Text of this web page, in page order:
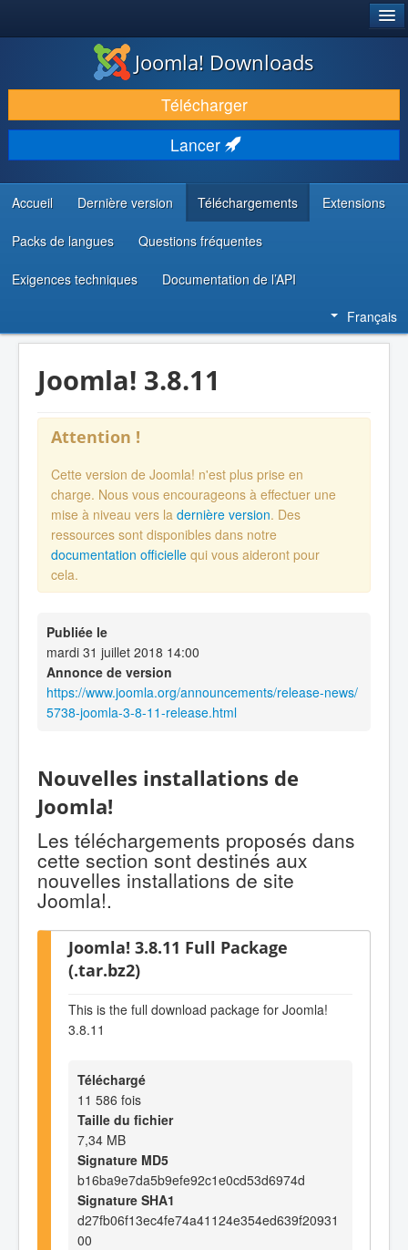
TÉLÉCHARGER & ÉTENDRE
DÉCOUVRIR & APPRENDRE
COMMUNAUTÉ & SUPPORT
RESSOURCES DÉVELOPPEURS
Joomla! Downloads
Télécharger
Lancer
Accueil Dernière version Téléchargements Extensions
Packs de langues Questions fréquentes
Exigences techniques Documentation de l’API
Français
Joomla! 3.8.11
Attention !
Cette version de Joomla! n'est plus prise en
charge. Nous vous encourageons à effectuer une
mise à niveau vers la dernière version. Des
ressources sont disponibles dans notre
documentation officielle qui vous aideront pour
cela.
Publiée le
mardi 31 juillet 2018 14:00
Annonce de version
https://www.joomla.org/announcements/release-news/
5738-joomla-3-8-11-release.html
Nouvelles installations de
Joomla!
Les téléchargements proposés dans
cette section sont destinés aux
nouvelles installations de site
Joomla!.
Joomla! 3.8.11 Full Package
(.tar.bz2)
This is the full download package for Joomla!
3.8.11
Téléchargé
11 586 fois
Taille du fichier
7,34 MB
Signature MD5
b16ba9e7da5b9efe92c1e0cd53d6974d
Signature SHA1
d27fb06f13ec4fe74a41124e354ed639f20931
00